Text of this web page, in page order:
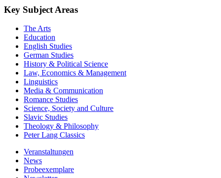
Key Subject Areas
The Arts
Education
English Studies
German Studies
History & Political Science
Law, Economics & Management
Linguistics
Media & Communication
Romance Studies
Science, Society and Culture
Slavic Studies
Theology & Philosophy
Peter Lang Classics
Veranstaltungen
News
Probeexemplare